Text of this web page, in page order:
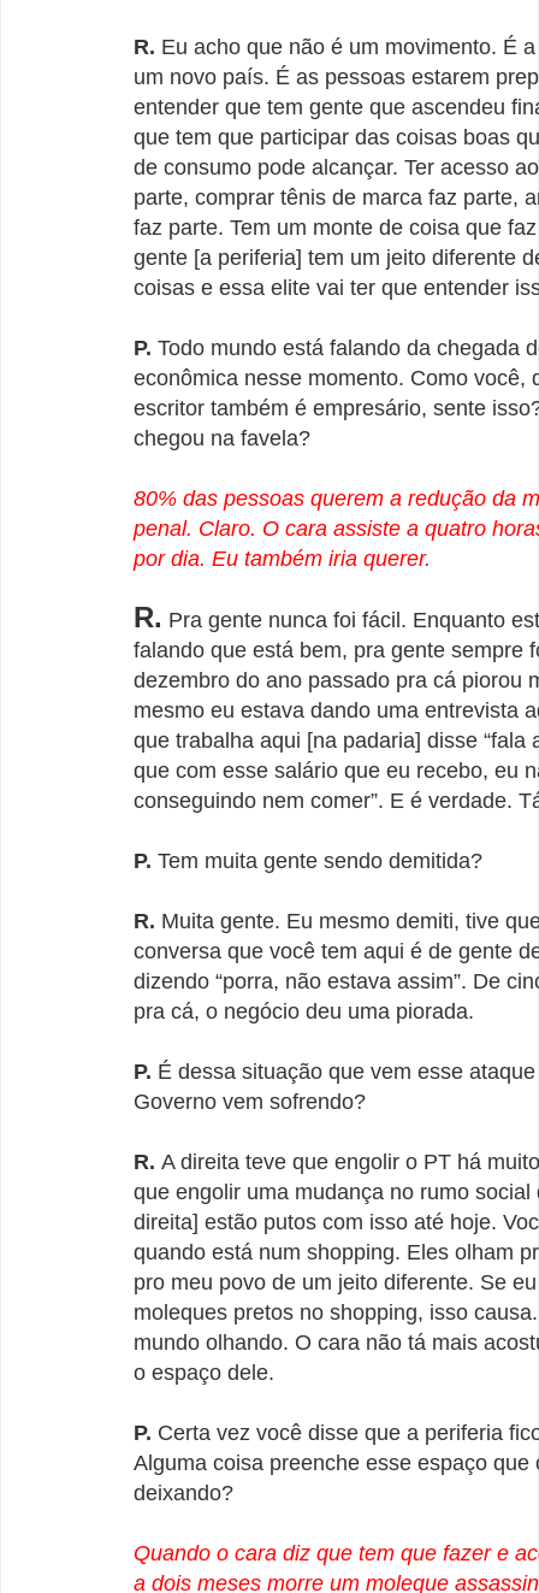
R. Eu acho que não é um movimento. É
um novo país. É as pessoas estarem
entender que tem gente que ascendeu
que tem que participar das coisas boas
de consumo pode alcançar. Ter acesso
parte, comprar tênis de marca faz parte,
faz parte. Tem um monte de coisa que
gente [a periferia] tem um jeito diferente
coisas e essa elite vai ter que entender
P. Todo mundo está falando da chegada
econômica nesse momento. Como você,
escritor também é empresário, sente
chegou na favela?
80% das pessoas querem a redução da
penal. Claro. O cara assiste a quatro
por dia. Eu também iria querer.
R. Pra gente nunca foi fácil. Enquanto
falando que está bem, pra gente sempre
dezembro do ano passado pra cá piorou
mesmo eu estava dando uma entrevista
que trabalha aqui [na padaria] disse “fala
que com esse salário que eu recebo, eu
conseguindo nem comer”. E é verdade.
P. Tem muita gente sendo demitida?
R. Muita gente. Eu mesmo demiti, tive
conversa que você tem aqui é de gente
dizendo “porra, não estava assim”. De
pra cá, o negócio deu uma piorada.
P. É dessa situação que vem esse
Governo vem sofrendo?
R. A direita teve que engolir o PT há
que engolir uma mudança no rumo social
direita] estão putos com isso até hoje.
quando está num shopping. Eles olham
pro meu povo de um jeito diferente. Se
moleques pretos no shopping, isso
mundo olhando. O cara não tá mais
o espaço dele.
P. Certa vez você disse que a periferia
Alguma coisa preenche esse espaço que
deixando?
Quando o cara diz que tem que fazer e
a dois meses morre um moleque